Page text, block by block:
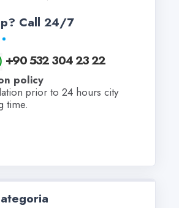
Call 24/7
+90 532 304 23 22
policy
prior to 24 hours city
time.